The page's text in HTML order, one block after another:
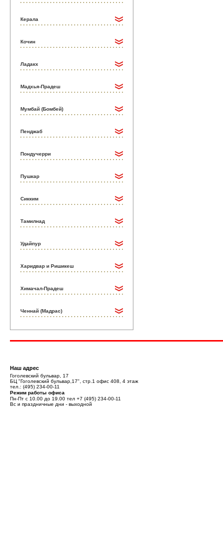
Керала
Кочин
Ладакх
Мадхья-Прадеш
Мумбай (Бомбей)
Пенджаб
Пондучерри
Пушкар
Сикким
Тамилнад
Удайпур
Харидвар и Ришикеш
Химачал-Прадеш
Ченнай (Мадрас)
Наш адрес
Гоголевский бульвар, 17
БЦ "Гоголевский бульвар,17", стр.1 офис 408, 4 этаж
тел.: (495) 234-00-11
Режим работы офиса
Пн-Пт с 10.00 до 19.00 тел +7 (495) 234-00-11
Вс и праздничные дни - выходной